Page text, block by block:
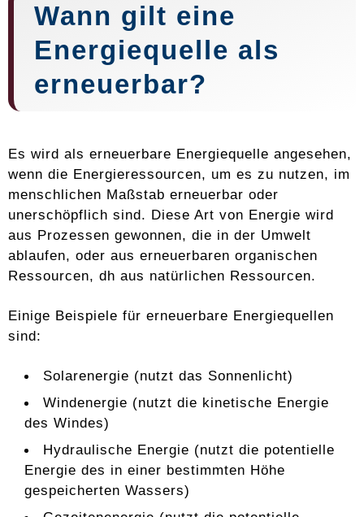
Wann gilt eine
Energiequelle als
erneuerbar?
Es wird als erneuerbare Energiequelle angesehen,
wenn die Energieressourcen, um es zu nutzen, im
menschlichen Maßstab erneuerbar oder
unerschöpflich sind. Diese Art von Energie wird
aus Prozessen gewonnen, die in der Umwelt
ablaufen, oder aus erneuerbaren organischen
Ressourcen, dh aus natürlichen Ressourcen.
Einige Beispiele für erneuerbare Energiequellen
sind:
Solarenergie (nutzt das Sonnenlicht)
Windenergie (nutzt die kinetische Energie
des Windes)
Hydraulische Energie (nutzt die potentielle
Energie des in einer bestimmten Höhe
gespeicherten Wassers)